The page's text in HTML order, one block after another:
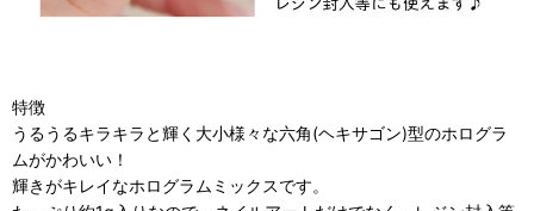
特徴
うるうるキラキラと輝く大小様々な六角(ヘキサゴン)型のホログラ
ムがかわいい！
輝きがキレイなホログラムミックスです。